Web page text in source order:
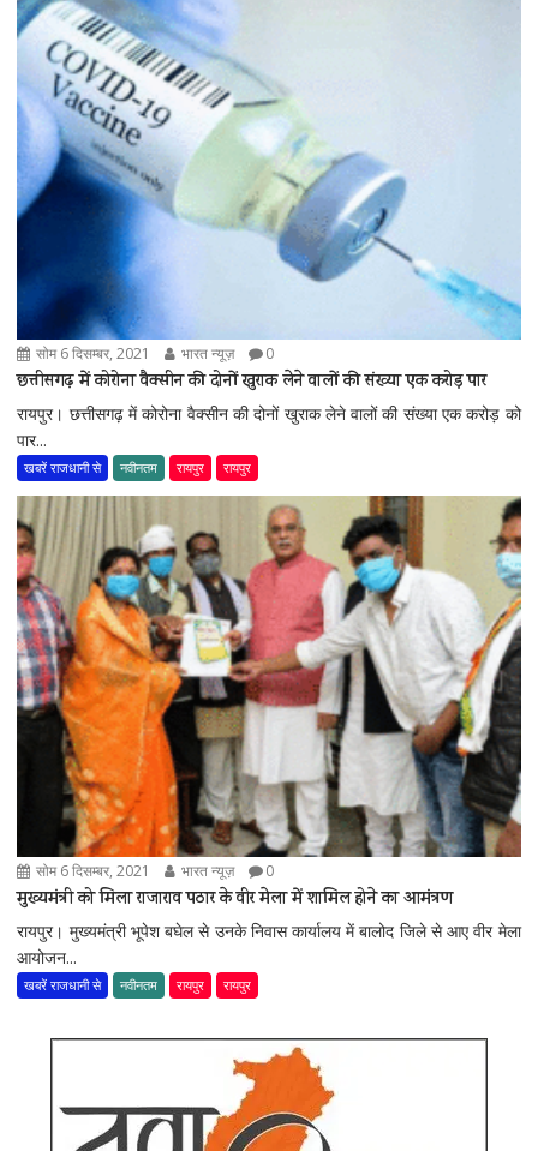
सोम 6 दिसम्बर, 2021 भारत न्यूज़ 0
छत्तीसगढ़ में कोरोना वैक्सीन की दोनों खुराक लेने वालों की संख्या एक करोड़ पार
रायपुर। छत्तीसगढ़ में कोरोना वैक्सीन की दोनों खुराक लेने वालों की संख्या एक करोड़ को
पार...
खबरें राजधानी से नवीनतम रायपुर रायपुर
सोम 6 दिसम्बर, 2021 भारत न्यूज़ 0
मुख्यमंत्री को मिला राजाराव पठार के वीर मेला में शामिल होने का आमंत्रण
रायपुर। मुख्यमंत्री भूपेश बघेल से उनके निवास कार्यालय में बालोद जिले से आए वीर मेला
आयोजन...
खबरें राजधानी से नवीनतम रायपुर रायपुर